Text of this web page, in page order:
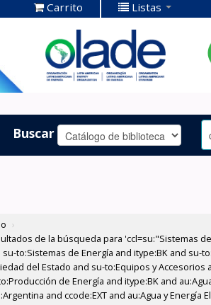
Carrito Listas
Buscar
›
de la búsqueda para 'ccl=su:"Sistemas
su-to:Sistemas de Energía and itype:BK and su-
del Estado and su-to:Equipos y Accesorios
de Energía and itype:BK and
and ccode:EXT and au:Agua y Energía